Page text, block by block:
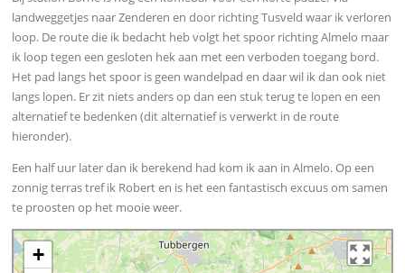
landweggetjes naar Zenderen en door richting Tusveld waar ik verloren
loop. De route die ik bedacht heb volgt het spoor richting Almelo maar
ik loop tegen een gesloten hek aan met een verboden toegang bord.
Het pad langs het spoor is geen wandelpad en daar wil ik dan ook niet
langs lopen. Er zit niets anders op dan een stuk terug te lopen en een
alternatief te bedenken (dit alternatief is verwerkt in de route
hieronder).
Een half uur later dan ik berekend had kom ik aan in Almelo. Op een
zonnig terras tref ik Robert en is het een fantastisch excuus om samen
te proosten op het mooie weer.
+